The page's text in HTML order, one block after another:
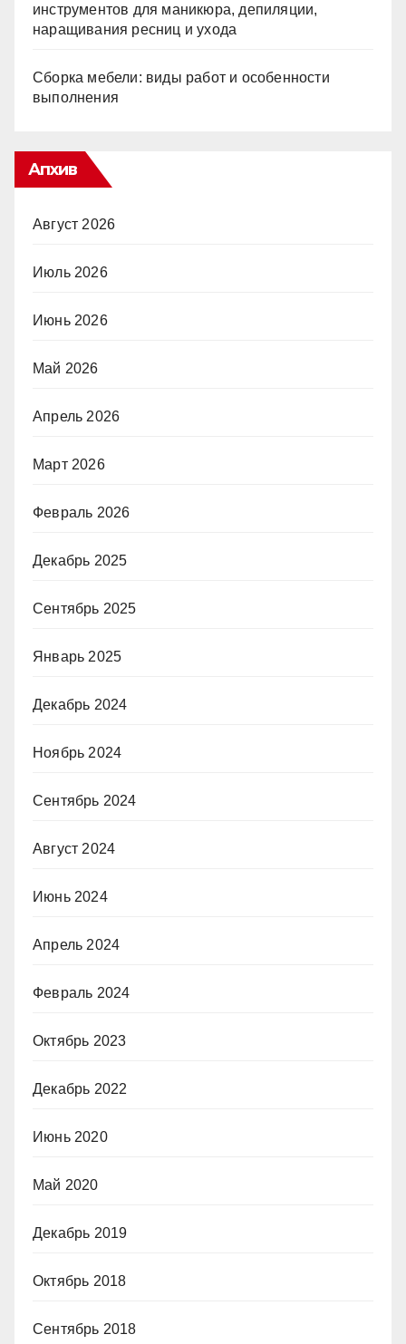
инструментов для маникюра, депиляции,
наращивания ресниц и ухода
Сборка мебели: виды работ и особенности
выполнения
Апхив
Август 2026
Июль 2026
Июнь 2026
Май 2026
Апрель 2026
Март 2026
Февраль 2026
Декабрь 2025
Сентябрь 2025
Январь 2025
Декабрь 2024
Ноябрь 2024
Сентябрь 2024
Август 2024
Июнь 2024
Апрель 2024
Февраль 2024
Октябрь 2023
Декабрь 2022
Июнь 2020
Май 2020
Декабрь 2019
Октябрь 2018
Сентябрь 2018